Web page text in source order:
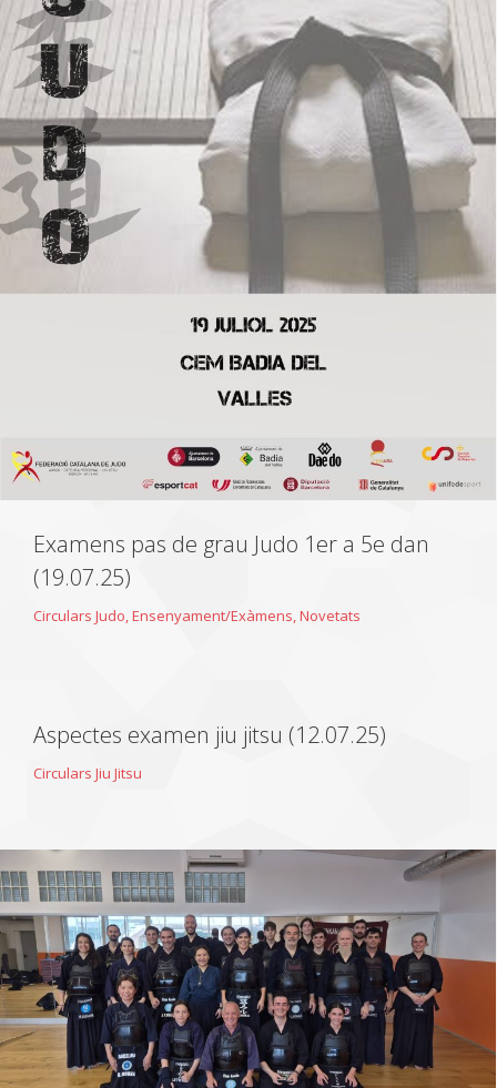
Examens pas de grau Judo 1er a 5e dan
(19.07.25)
Circulars Judo Ensenyament/Exàmens Novetats
Aspectes examen jiu jitsu (12.07.25)
Circulars Jiu Jitsu